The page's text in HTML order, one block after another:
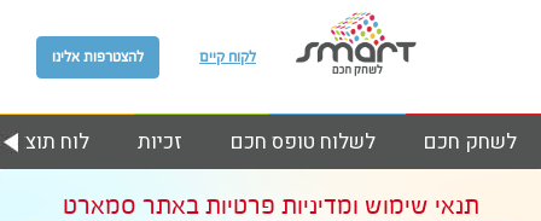
להצטרפות אלינו לקוח קיים
לוח זכיות לשלוח טופס חכם לשחק חכם
תנאי שימוש ומדיניות פרטיות באתר סמארט